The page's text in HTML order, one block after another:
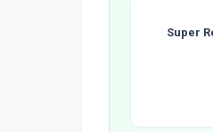
Super